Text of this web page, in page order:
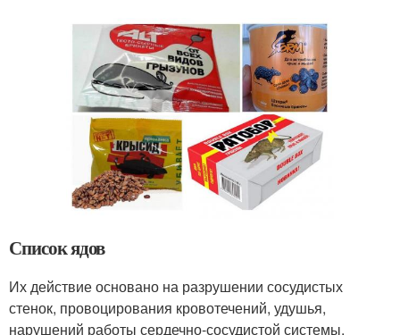
Список ядов
Их действие основано на разрушении сосудистых
стенок, провоцирования кровотечений, удушья,
нарушений работы сердечно-сосудистой системы.